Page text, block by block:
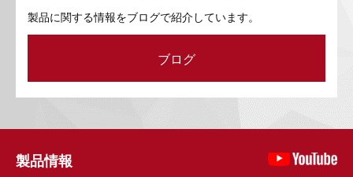
製品に関する情報をブログで紹介しています。
ブログ
製品情報